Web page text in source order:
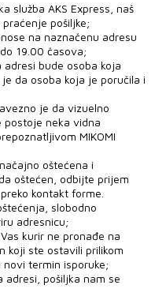
služba AKS Express, naš
pošiljke;
na naznačenu adresu
19.00 časova;
bude osoba koja
da osoba koja je poručila i
je da vizuelno
postoje neka vidna
MIKOMI
oštećena i
oštećen, odbijte prijem
kontakt forme.
slobodno
adresnicu;
kurir ne pronađe na
koji ste ostavili prilikom
termin isporuke;
adresi, pošiljka nam se